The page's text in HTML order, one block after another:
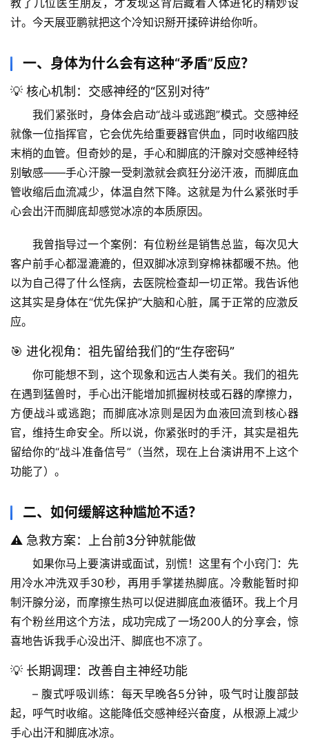
首
页
专
列
自
教了几位医生朋友，才发现这背后藏着人体进化的精妙设
计。今天展亚鹏就把这个冷知识掰开揉碎讲给你听。
一、身体为什么会有这种“矛盾”反应？
💡 核心机制：交感神经的“区别对待”
我们紧张时，身体会启动“战斗或逃跑”模式。交感神经
就像一位指挥官，它会优先给重要器官供血，同时收缩四肢
末梢的血管。但奇妙的是，手心和脚底的汗腺对交感神经特
别敏感——手心汗腺一受刺激就会疯狂分泌汗液，而脚底血
管收缩后血流减少，体温自然下降。这就是为什么紧张时手
心会出汗而脚底却感觉冰凉的本质原因。
我曾指导过一个案例：有位粉丝是销售总监，每次见大
客户前手心都湿漉漉的，但双脚冰凉到穿棉袜都暖不热。他
以为自己得了什么怪病，去医院检查却一切正常。我告诉他
这其实是身体在“优先保护”大脑和心脏，属于正常的应激反
应。
🎯 进化视角：祖先留给我们的“生存密码”
你可能想不到，这个现象和远古人类有关。我们的祖先
在遇到猛兽时， 手心出汗能增加抓握树枝或石器的摩擦力，
方便战斗或逃跑；而脚底冰凉则是因为血液回流到核心器
官，维持生命安全。所以说，你紧张时的手汗，其实是祖先
留给你的“战斗准备信号”（当然，现在上台演讲用不上这个
功能了）。
二、如何缓解这种尴尬不适？
⚠️ 急救方案：上台前3分钟就能做
如果你马上要演讲或面试，别慌！这里有个小窍门： 先
用冷水冲洗双手30秒，再用手掌搓热脚底。冷敷能暂时抑
制汗腺分泌，而摩擦生热可以促进脚底血液循环。我上个月
有个粉丝用这个方法，成功完成了一场200人的分享会，惊
喜地告诉我手心没出汗、脚底也不凉了。
💡 长期调理：改善自主神经功能
– 腹式呼吸训练 ：每天早晚各5分钟，吸气时让腹部鼓
起，呼气时收缩。这能降低交感神经兴奋度，从根源上减少
手心出汗和脚底冰凉。